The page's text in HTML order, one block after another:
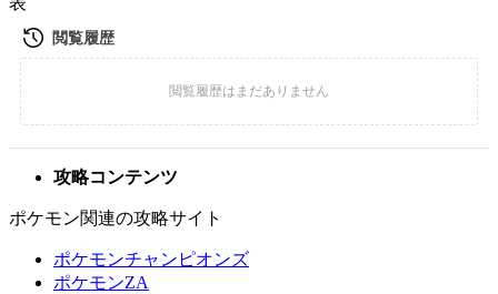
攻略コンテンツ
ポケモン関連の攻略サイト
ポケモンチャンピオンズ
ポケモンZA